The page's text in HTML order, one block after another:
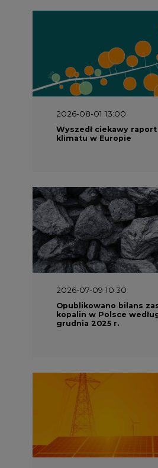
2026-08-01 13:00
Wyszedł ciekawy
klimatu w Europie
2026-07-09 10:30
Opublikowano bilans
kopalin w Polsce
grudnia 2025 r.